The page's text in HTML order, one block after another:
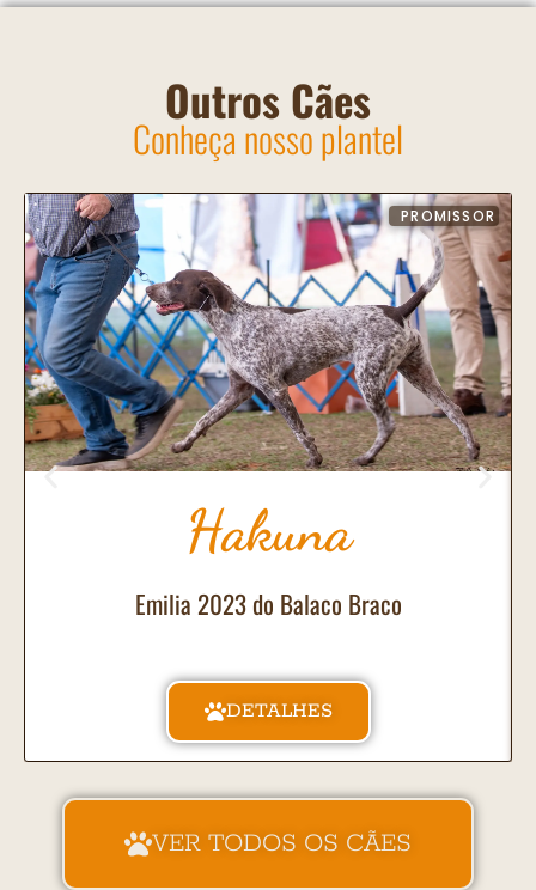
Outros Cães
Conheça nosso plantel
PROMISSOR
Hakuna
Emilia 2023 do Balaco Braco
DETALHES
VER TODOS OS CÃES